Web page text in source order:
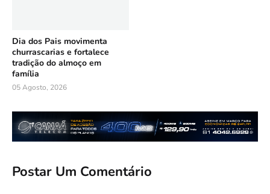
Dia dos Pais movimenta
churrascarias e fortalece
tradição do almoço em
família
05 Agosto, 2026
Postar Um Comentário